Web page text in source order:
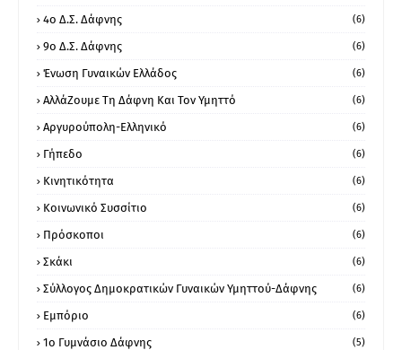
4ο Δ.Σ. Δάφνης (6)
9ο Δ.Σ. Δάφνης (6)
Ένωση Γυναικών Ελλάδος (6)
ΑλλάΖουμε Τη Δάφνη Και Τον Υμηττό (6)
Αργυρούπολη-Ελληνικό (6)
Γήπεδο (6)
Κινητικότητα (6)
Κοινωνικό Συσσίτιο (6)
Πρόσκοποι (6)
Σκάκι (6)
Σύλλογος Δημοκρατικών Γυναικών Υμηττού-Δάφνης (6)
Εμπόριο (6)
1ο Γυμνάσιο Δάφνης (5)